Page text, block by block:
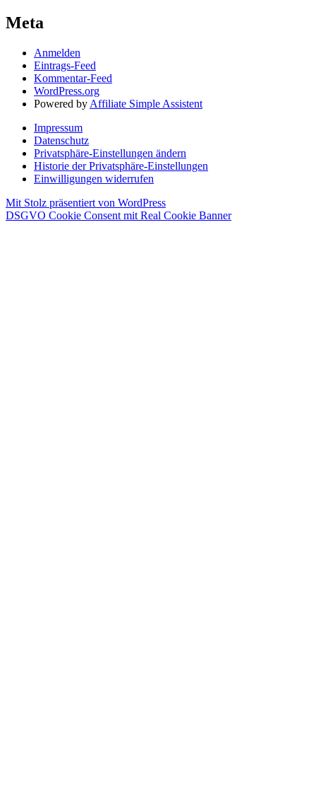
Meta
Anmelden
Eintrags-Feed
Kommentar-Feed
WordPress.org
Powered by Affiliate Simple Assistent
Impressum
Datenschutz
Privatsphäre-Einstellungen ändern
Historie der Privatsphäre-Einstellungen
Einwilligungen widerrufen
Mit Stolz präsentiert von WordPress
DSGVO Cookie Consent mit Real Cookie Banner